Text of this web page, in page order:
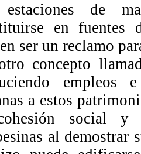
de
en fuentes
ser un reclamo
concepto
empleos
a estos
social y
al demostrar